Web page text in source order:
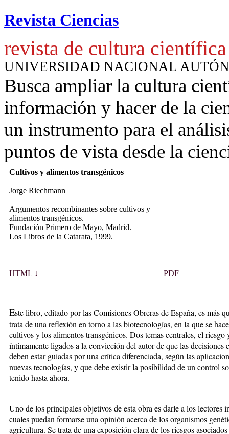
Revista Ciencias
revista de cultura científica
UNIVERSIDAD NACIONAL
Busca ampliar la cultura
información y hacer de la
un instrumento para el
puntos de vista desde la
Cultivos y alimentos transgénicos
Jorge Riechmann
Argumentos recombinantes sobre cultivos y
alimentos transgénicos.
Fundación Primero de Mayo, Madrid.
Los Libros de la Catarata, 1999.
HTML ↓ PDF
Este libro, editado por las Comisiones Obreras de España, es más
trata de una reflexión en torno a las biotecnologías, en la que se
cultivos y los alimentos transgénicos. Dos temas centrales, el
íntimamente ligados a la convicción del autor de que las decisiones
deben estar guiadas por una crítica diferenciada, según las
nuevas tecnologías, y que debe existir la posibilidad de un control
tenido hasta ahora.
Uno de los principales objetivos de esta obra es darle a los lectores
cuales puedan formarse una opinión acerca de los organismos
agricultura. Se trata de una exposición clara de los riesgos